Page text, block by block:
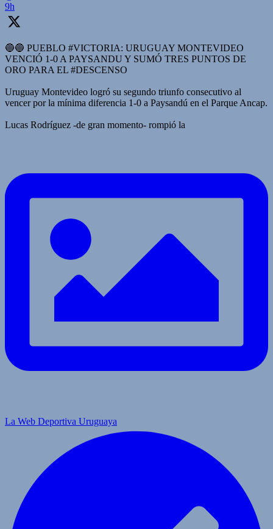
9h
🔵🔵 PUEBLO #VICTORIA: URUGUAY MONTEVIDEO
VENCIÓ 1-0 A PAYSANDU Y SUMÓ TRES PUNTOS DE
ORO PARA EL #DESCENSO
Uruguay Montevideo logró su segundo triunfo consecutivo al
vencer por la mínima diferencia 1-0 a Paysandú en el Parque Ancap.
Lucas Rodríguez -de gran momento- rompió la
La Web Deportiva Uruguaya